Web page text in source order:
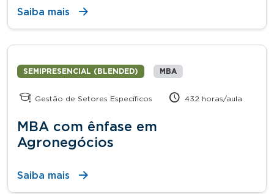
Saiba mais
SEMIPRESENCIAL (BLENDED) MBA
Gestão de Setores Específicos 432 horas/aula
MBA com ênfase em
Agronegócios
Saiba mais